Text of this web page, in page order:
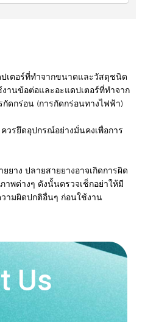
เตอร์ที่ทำจากขนาดและวัสดุชนิด
งานข้อต่อและอะแดปเตอร์ที่ทำจาก
ดกร่อน (การกัดกร่อนทางไฟฟ้า)
วรยึดอุปกรณ์อย่างมั่นคงเพื่อการ
ยาง ปลายสายยางอาจเกิดการผิด
พต่างๆ ดังนั้นตรวจเช็กอย่าให้มี
ามผิดปกติอื่นๆ ก่อนใช้งาน
Us